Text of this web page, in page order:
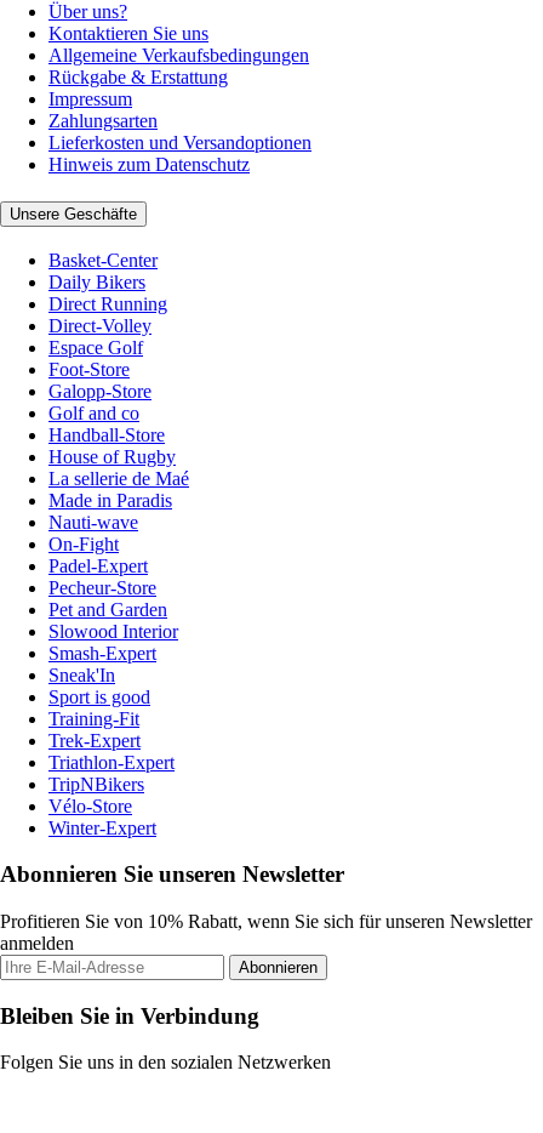
Über uns?
Kontaktieren Sie uns
Allgemeine Verkaufsbedingungen
Rückgabe & Erstattung
Impressum
Zahlungsarten
Lieferkosten und Versandoptionen
Hinweis zum Datenschutz
Unsere Geschäfte
Basket-Center
Daily Bikers
Direct Running
Direct-Volley
Espace Golf
Foot-Store
Galopp-Store
Golf and co
Handball-Store
House of Rugby
La sellerie de Maé
Made in Paradis
Nauti-wave
On-Fight
Padel-Expert
Pecheur-Store
Pet and Garden
Slowood Interior
Smash-Expert
Sneak'In
Sport is good
Training-Fit
Trek-Expert
Triathlon-Expert
TripNBikers
Vélo-Store
Winter-Expert
Abonnieren Sie unseren Newsletter
Profitieren Sie von 10% Rabatt, wenn Sie sich für unseren Newsletter
anmelden
Abonnieren
Bleiben Sie in Verbindung
Folgen Sie uns in den sozialen Netzwerken